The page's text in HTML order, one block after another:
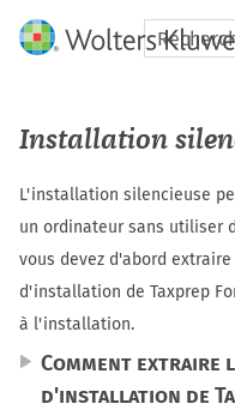
Skip
Installation
L'installation silencieuse
un ordinateur sans utiliser
vous devez d'abord
d'installation de Taxprep
à l'installation.
Comment extraire
d'installation de